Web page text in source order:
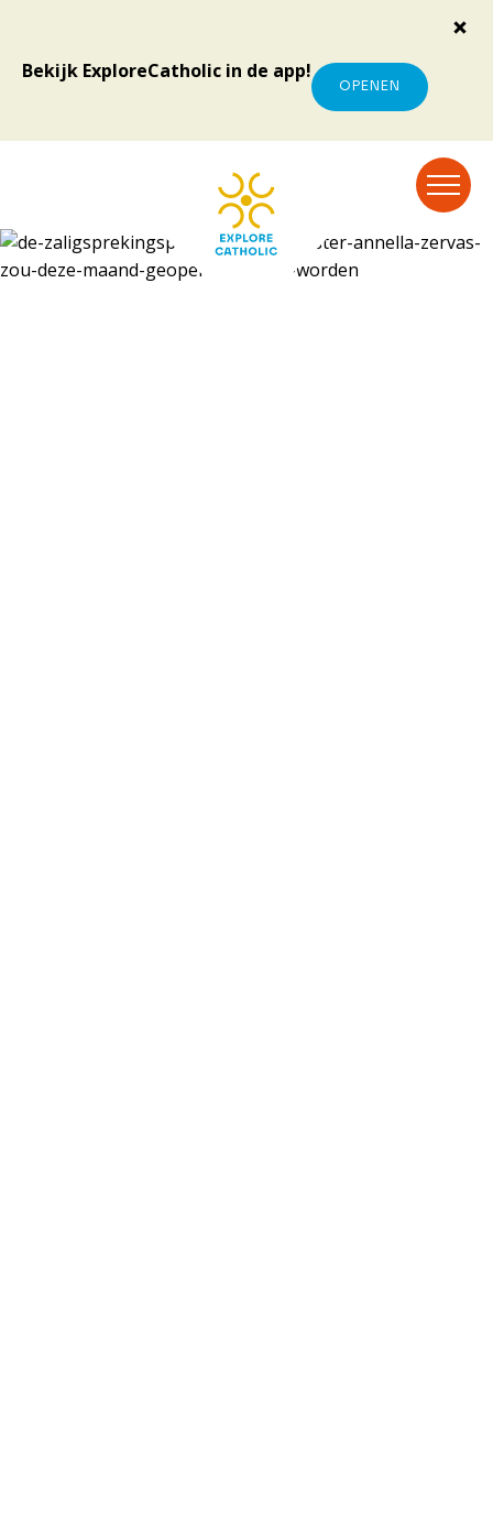
Bekijk ExploreCatholic in de app!
OPENEN